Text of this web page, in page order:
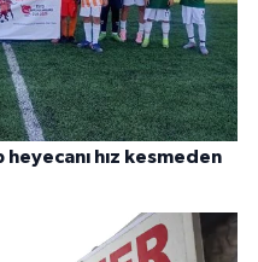
hız kesmeden